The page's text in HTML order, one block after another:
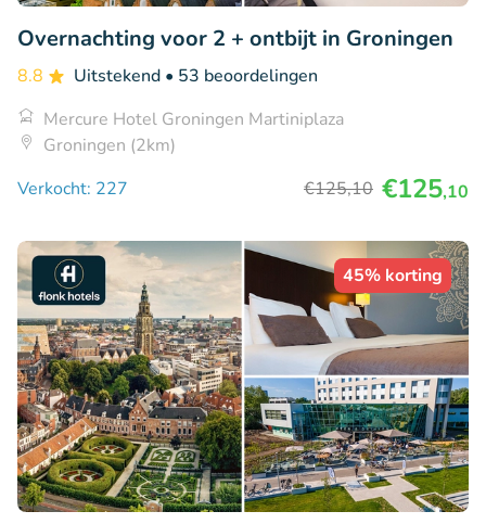
Overnachting voor 2 + ontbijt in Groningen
8.8 Uitstekend • 53 beoordelingen
Mercure Hotel Groningen Martiniplaza
Groningen (2km)
Verkocht: 227
€125,10 €125,10
45% korting